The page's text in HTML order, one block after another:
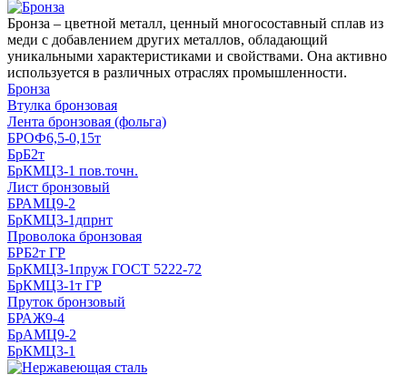
Бронза – цветной металл, ценный многосоставный сплав из
меди с добавлением других металлов, обладающий
уникальными характеристиками и свойствами. Она активно
используется в различных отраслях промышленности.
Бронза
Втулка бронзовая
Лента бронзовая (фольга)
БРОФ6,5-0,15т
БрБ2т
БрКМЦ3-1 пов.точн.
Лист бронзовый
БРАМЦ9-2
БрКМЦ3-1дпрнт
Проволока бронзовая
БРБ2т ГР
БрКМЦ3-1пруж ГОСТ 5222-72
БрКМЦ3-1т ГР
Пруток бронзовый
БРАЖ9-4
БрАМЦ9-2
БрКМЦ3-1